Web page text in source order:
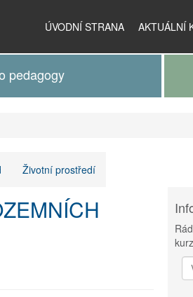
ÚVODNÍ STRANA AKTUÁLNÍ
pedagogy
Životní prostředí